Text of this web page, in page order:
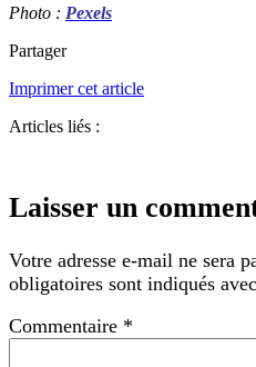
Photo : Pexels
Partager
Imprimer cet article
Articles liés :
Laisser un
Votre adresse e-mail ne sera
obligatoires sont indiqués avec
Commentaire *